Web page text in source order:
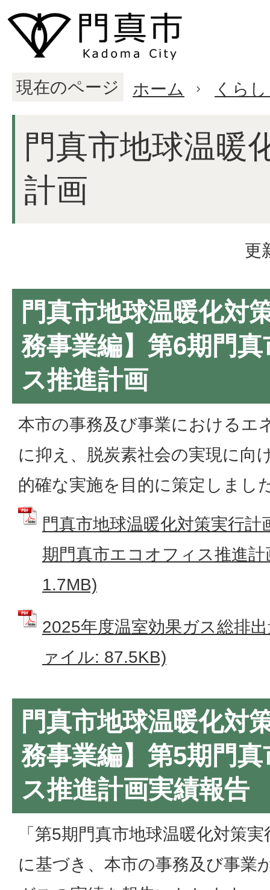
現在のページ ホーム くら
門真市地球温暖
計画
更
門真市地球温暖化対
務事業編】第6期門
ス推進計画
本市の事務及び事業におけるエ
に抑え、脱炭素社会の実現に向
的確な実施を目的に策定しまし
門真市地球温暖化対策実行計
期門真市エコオフィス推進
1.7MB)
2025年度温室効果ガス総排
ァイル: 87.5KB)
門真市地球温暖化対
務事業編】第5期門
ス推進計画実績報告
「第5期門真市地球温暖化対策
に基づき、本市の事務及び事業